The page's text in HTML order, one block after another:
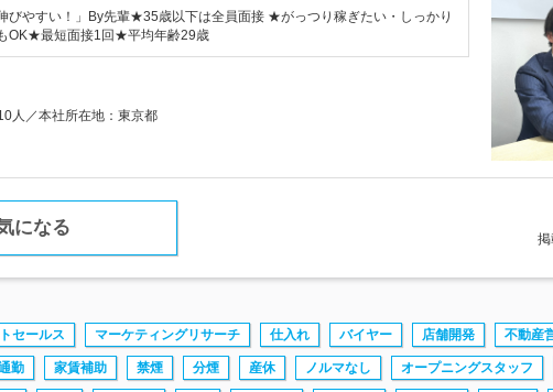
びやすい！」By先輩★35歳以下は全員面接 ★がっつり稼ぎたい・しっかり
OK★最短面接1回★平均年齢29歳
人／本社所在地：東京都
になる
セールス マーケティングリサーチ 仕入れ バイヤー 店舗開発 不動産
勤 家賃補助 禁煙 分煙 産休 ノルマなし オープニングスタッフ